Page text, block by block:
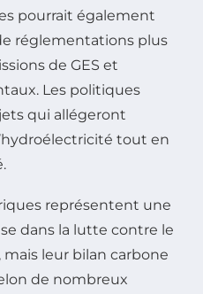
pourrait également
réglementations plus
de GES et
Les politiques
qui allégeront
tout en
représentent une
dans la lutte contre le
leur bilan carbone
de nombreux